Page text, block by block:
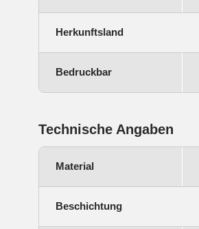
Herkunftsland
Bedruckbar
Technische Angaben
Material
Beschichtung